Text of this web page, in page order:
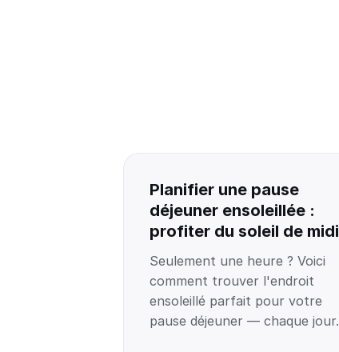
Planifier une pause
déjeuner ensoleillée :
profiter du soleil de midi
Seulement une heure ? Voici
comment trouver l'endroit
ensoleillé parfait pour votre
pause déjeuner — chaque jour.